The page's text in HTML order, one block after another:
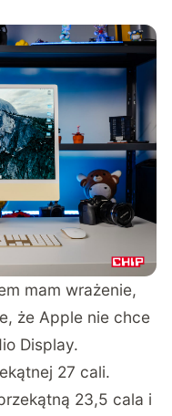
mam wrażenie,
że Apple nie chce
Display.
27 cali.
23,5 cala i